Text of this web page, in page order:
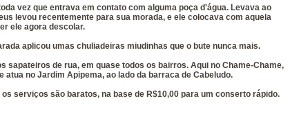
vez que entrava em contato com alguma poça d'água. Levava ao
levou recentemente para sua morada, e ele colocava com aquela
ele agora descolar.
aplicou umas chuliadeiras miudinhas que o bute nunca mais.
sapateiros de rua, em quase todos os bairros. Aqui no Chame-Chame,
no Jardim Apipema, ao lado da barraca de Cabeludo.
serviços são baratos, na base de R$10,00 para um conserto rápido.